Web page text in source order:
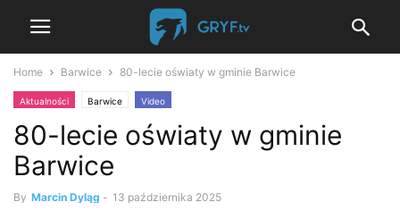
Home Barwice 80-lecie oświaty w gminie Barwice
Aktualności Barwice Video
80-lecie oświaty w gminie
Barwice
By Marcin Dyląg - 13 października 2025